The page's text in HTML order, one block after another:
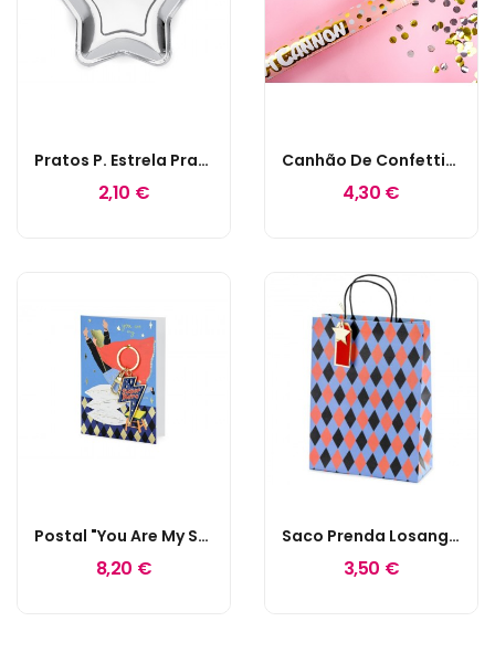
Pratos P. Estrela Prata
2,10 €
Canhão De Confettis Metalizados Prata E Dourado
4,30 €
Postal "You Are My Super Hero"
8,20 €
Saco Prenda Losangos
3,50 €